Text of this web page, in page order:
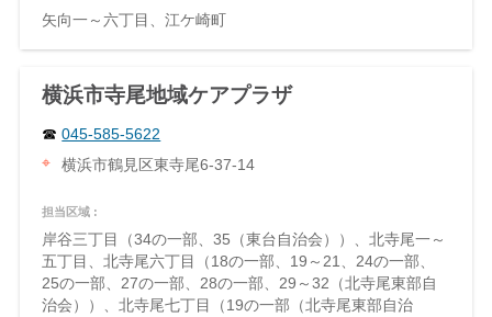
矢向一～六丁目、江ケ崎町
横浜市寺尾地域ケアプラザ
045-585-5622
横浜市鶴見区東寺尾6-37-14
担当区域 :
岸谷三丁目（34の一部、35（東台自治会））、北寺尾一～
五丁目、北寺尾六丁目（18の一部、19～21、24の一部、
25の一部、27の一部、28の一部、29～32（北寺尾東部自
治会））、北寺尾七丁目（19の一部（北寺尾東部自治